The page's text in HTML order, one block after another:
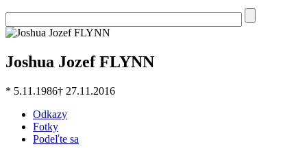
Vyhľadávanie
Hľadať
Joshua Jozef FLYNN
* 5.11.1986† 27.11.2016
Odkazy
Fotky
Podeľte sa